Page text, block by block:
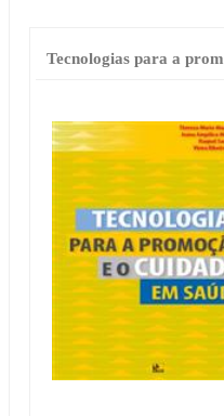
Tecnologias para a